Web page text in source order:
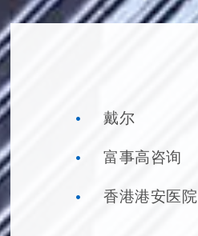
戴尔
富事高咨询
香港港安医院